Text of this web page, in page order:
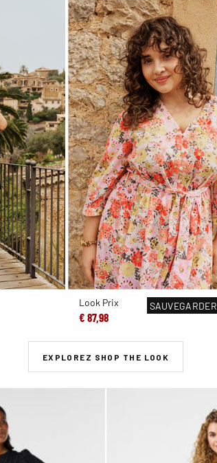
Look Prix
€ 87,98
SAUVEGARDER
EXPLOREZ SHOP THE LOOK